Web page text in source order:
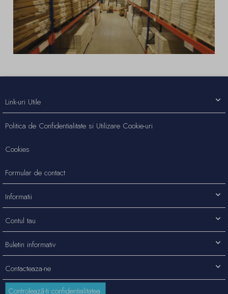
Contacteaza-ne
Link-uri Utile
Politica de Confidentialitate si Utilizare Cookie-uri
Cookies
Formular de contact
Informatii
Contul tau
Buletin informativ
Controlează-ți confidențialitatea